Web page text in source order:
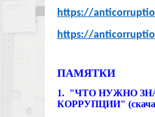
https://
https://
ПАМЯТКИ
1. "ЧТО НУЖНО
КОРРУПЦИИ"